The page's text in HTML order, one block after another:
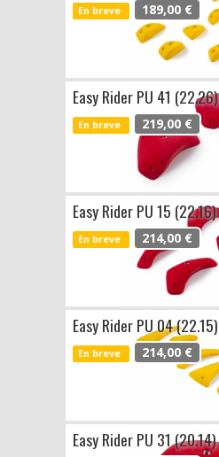
En breve 189,00 €
Easy Rider PU 41 (22.26)
En breve 219,00 €
Easy Rider PU 15 (22.16)
En breve 214,00 €
Easy Rider PU 04 (22.15)
En breve 214,00 €
Easy Rider PU 31 (20.14)